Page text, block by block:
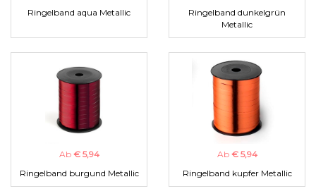
Ringelband aqua Metallic
Ringelband dunkelgrün
Metallic
Ab € 5,94
Ringelband burgund Metallic
Ab € 5,94
Ringelband kupfer Metallic